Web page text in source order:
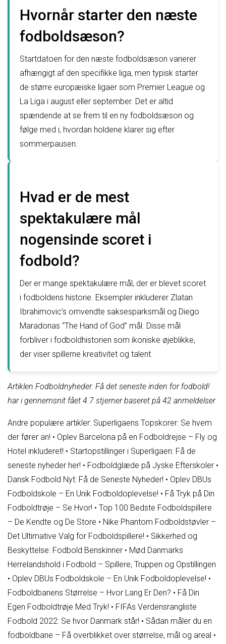
Hvornår starter den næste
fodboldsæson?
Startdatoen for den næste fodboldsæson varierer
afhængigt af den specifikke liga, men typisk starter
de større europæiske ligaer som Premier League og
La Liga i august eller september. Det er altid
spændende at se frem til en ny fodboldsæson og
følge med i, hvordan holdene klarer sig efter
sommerpausen.
Hvad er de mest
spektakulære mål
nogensinde scoret i
fodbold?
Der er mange spektakulære mål, der er blevet scoret
i fodboldens historie. Eksempler inkluderer Zlatan
Ibrahimovic’s omvendte saksesparksmål og Diego
Maradonas “The Hand of God” mål. Disse mål
forbliver i fodboldhistorien som ikoniske øjeblikke,
der viser spillerne kreativitet og talent.
Artiklen Fodboldnyheder: Få det seneste inden for fodbold!
har i gennemsnit fået 4.7 stjerner baseret på 42 anmeldelser
Andre populære artikler: Superligaens Topskorer: Se hvem
der fører an! • Oplev Barcelona på en Fodboldrejse – Fly og
Hotel inkluderet! • Startopstillinger i Superligaen: Få de
seneste nyheder her! • Fodboldglæde på Jyske Efterskoler •
Dansk Fodbold Nyt: Få de Seneste Nyheder! • Oplev DBUs
Fodboldskole – En Unik Fodboldoplevelse! • Få Tryk på Din
Fodboldtrøje – Se Hvor! • Top 100 Bedste Fodboldspillere
– De Kendte og De Store • Nike Phantom Fodboldstøvler –
Det Ultimative Valg for Fodboldspillere! • Sikkerhed og
Beskyttelse: Fodbold Benskinner • Mød Danmarks
Herrelandshold i Fodbold – Spillere, Truppen og Opstillingen
• Oplev DBUs Fodboldskole – En Unik Fodboldoplevelse! •
Fodboldbanens Størrelse – Hvor Lang Er Den? • Få Din
Egen Fodboldtrøje Med Tryk! • FIFAs Verdensrangliste
Fodbold 2022: Se hvor Danmark står! • Sådan måler du en
fodboldbane – Få overblikket over størrelse, mål og areal •